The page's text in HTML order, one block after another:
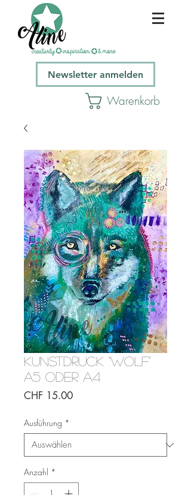
Newsletter anmelden
Warenkorb
Kunstdruck "Wolf"
A5 oder A4
CHF 15.00Preis
Ausführung *
Anzahl *